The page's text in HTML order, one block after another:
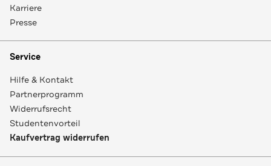
Karriere
Presse
Service
Hilfe & Kontakt
Partnerprogramm
Widerrufsrecht
Studentenvorteil
Kaufvertrag widerrufen